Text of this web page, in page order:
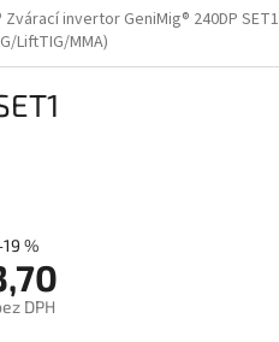
Zvárací invertor GeniMig® 240DP SET1
LiftTIG/MMA)
%
DPH